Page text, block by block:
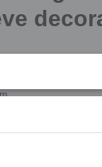
perfecte
je een
verf,
jouw kunstwerk!